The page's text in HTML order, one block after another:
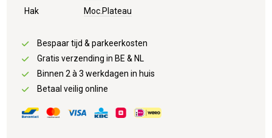
Hak
Moc.Plateau
Bespaar tijd & parkeerkosten
Gratis verzending in BE & NL
Binnen 2 à 3 werkdagen in huis
Betaal veilig online